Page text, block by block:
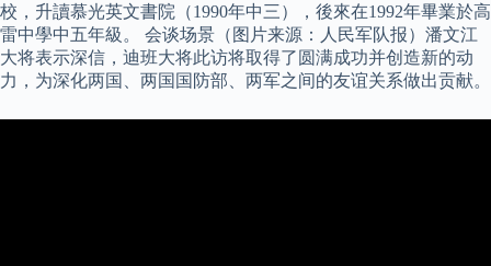
校，升讀慕光英文書院（1990年中三），後來在1992年畢業於高
雷中學中五年級。 会谈场景（图片来源：人民军队报）潘文江
大将表示深信，迪班大将此访将取得了圆满成功并创造新的动
力，为深化两国、两国国防部、两军之间的友谊关系做出贡献。